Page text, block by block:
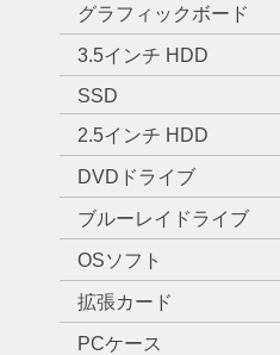
グラフィックボード
3.5インチ HDD
SSD
2.5インチ HDD
DVDドライブ
ブルーレイドライブ
OSソフト
拡張カード
PCケース